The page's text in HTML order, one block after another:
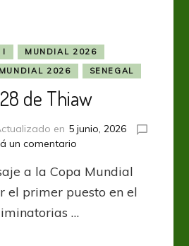
I
MUNDIAL 2026
2026
SENEGAL
de Thiaw
en 5 junio, 2026
un comentario
28
de
a la Copa Mundial
el primer puesto en el
…